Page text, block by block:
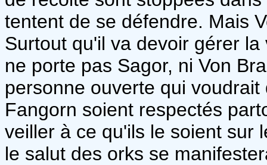
tentent de se défendre. Mais
Surtout qu'il va devoir gérer
ne porte pas Sagor, ni Von
personne ouverte qui
Fangorn soient respectés
veiller à ce qu'ils le soient sur
le salut des orks se